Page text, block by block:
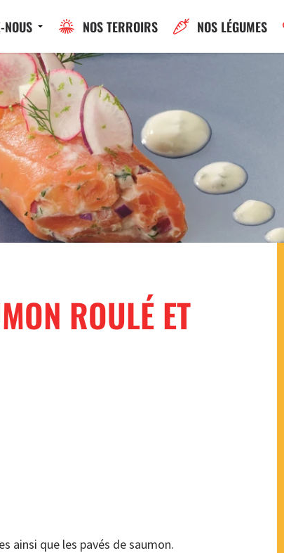
NOUS NOS TERROIRS NOS LÉGUMES
ROULÉ ET
ainsi que les pavés de saumon.